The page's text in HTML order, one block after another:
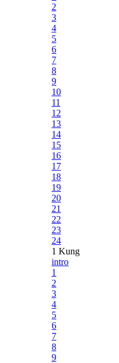
2
3
4
5
6
7
8
9
10
11
12
13
14
15
16
17
18
19
20
21
22
23
24
1 Kung
intro
1
2
3
4
5
6
7
8
9